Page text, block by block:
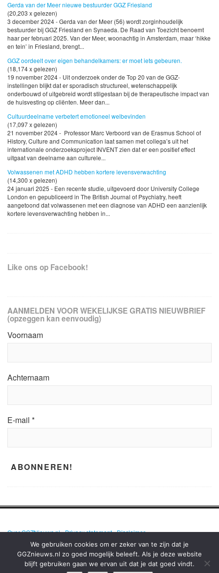
Gerda van der Meer nieuwe bestuurder GGZ Friesland
(20,203 x gelezen)
3 december 2024 - Gerda van der Meer (56) wordt zorginhoudelijk
bestuurder bij GGZ Friesland en Synaeda. De Raad van Toezicht benoemt
haar per februari 2025. Van der Meer, woonachtig in Amsterdam, maar ‘hikke
en tein’ in Friesland, brengt...
GGZ oordeelt over eigen behandelkamers: er moet iets gebeuren.
(18,174 x gelezen)
19 november 2024 - Uit onderzoek onder de Top 20 van de GGZ-
instellingen blijkt dat er sporadisch structureel, wetenschappelijk
onderbouwd of uitgebreid wordt stilgestaan bij de therapeutische impact van
de huisvesting op cliënten. Meer dan...
Cultuurdeelname verbetert emotioneel welbevinden
(17,097 x gelezen)
21 november 2024 - Professor Marc Verboord van de Erasmus School of
History, Culture and Communication laat samen met collega’s uit het
internationale onderzoeksproject INVENT zien dat er een positief effect
uitgaat van deelname aan culturele...
Volwassenen met ADHD hebben kortere levensverwachting
(14,300 x gelezen)
24 januari 2025 - Een recente studie, uitgevoerd door University College
London en gepubliceerd in The British Journal of Psychiatry, heeft
aangetoond dat volwassenen met een diagnose van ADHD een aanzienlijk
kortere levensverwachting hebben in...
Like ons op Facebook!
AANMELDEN VOOR WEKELIJKSE GRATIS NIEUWBRIEF
(opzeggen kan eenvoudig)
Voornaam
Achternaam
E-mail *
Over GGZNieuws.nl•Privacy statement•Disclaimer
GGZNIEUWS.NL – ELKE DAG HET NIEUWS OVER MENTALE GEZONDHEID
We gebruiken cookies om er zeker van te zijn dat je
GGZnieuws.nl zo goed mogelijk beleeft. Als je deze website
blijft gebruiken gaan we ervan uit dat je dat goed vindt.